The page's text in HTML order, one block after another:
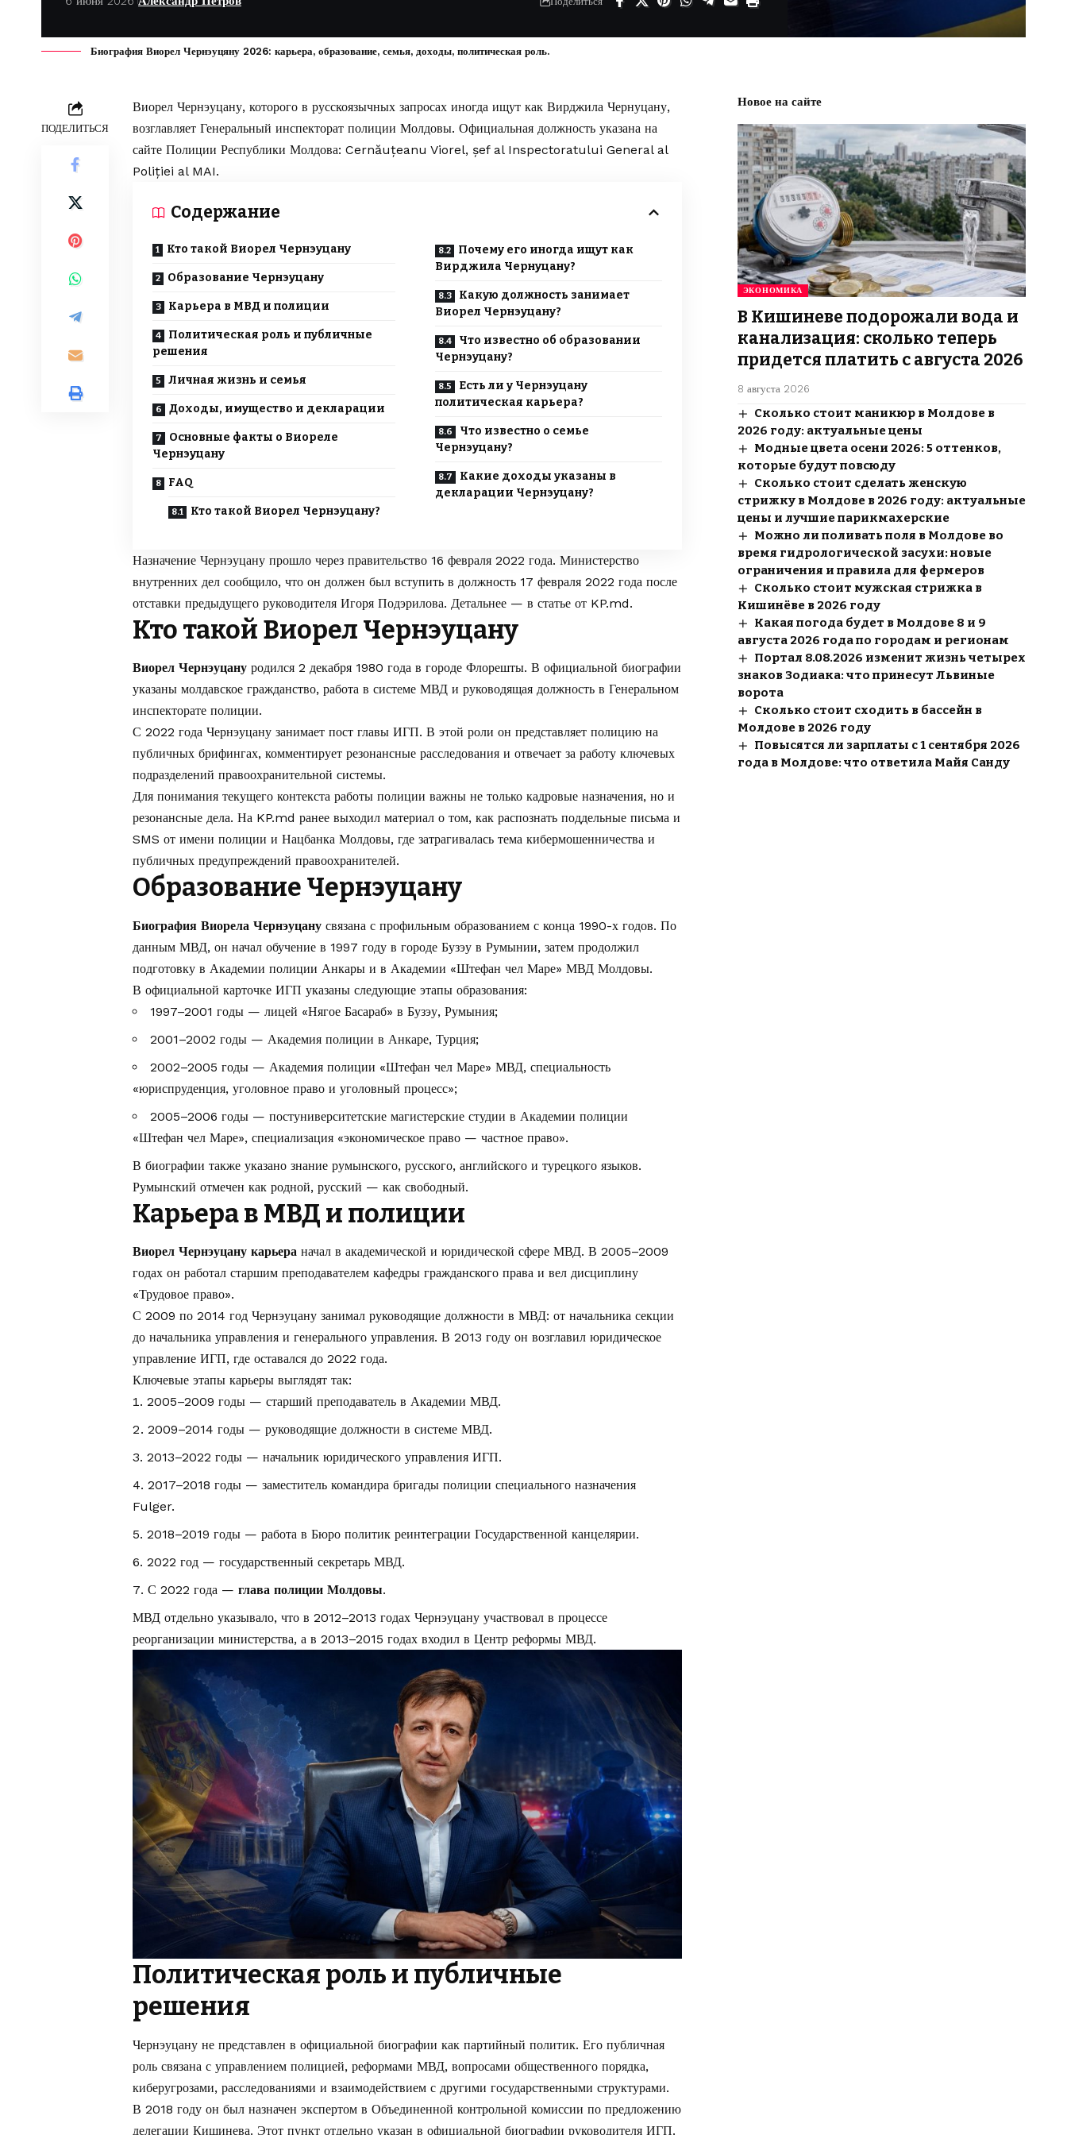
Биография Виорел Чернэуцяну 2026: карьера, образование, семья, доходы, политическая роль.
ПОДЕЛИТЬСЯ
Виорел Чернэуцану, которого в русскоязычных запросах иногда ищут как Вирджила Чернуцану,
возглавляет Генеральный инспекторат полиции Молдовы. Официальная должность указана на
сайте Полиции Республики Молдова: Cernăuțeanu Viorel, șef al Inspectoratului General al
Poliției al MAI.
Содержание
Кто такой Виорел Чернэуцану
Образование Чернэуцану
Карьера в МВД и полиции
Политическая роль и публичные
решения
Личная жизнь и семья
Доходы, имущество и декларации
Основные факты о Виореле
Чернэуцану
FAQ
Кто такой Виорел Чернэуцану?
Почему его иногда ищут как
Вирджила Чернуцану?
Какую должность занимает
Виорел Чернэуцану?
Что известно об образовании
Чернэуцану?
Есть ли у Чернэуцану
политическая карьера?
Что известно о семье
Чернэуцану?
Какие доходы указаны в
декларации Чернэуцану?
Назначение Чернэуцану прошло через правительство 16 февраля 2022 года. Министерство
внутренних дел сообщило, что он должен был вступить в должность 17 февраля 2022 года после
отставки предыдущего руководителя Игоря Подэрилова. Детальнее — в статье от KP.md.
Кто такой Виорел Чернэуцану
Виорел Чернэуцану родился 2 декабря 1980 года в городе Флорешты. В официальной биографии
указаны молдавское гражданство, работа в системе МВД и руководящая должность в Генеральном
инспекторате полиции.
С 2022 года Чернэуцану занимает пост главы ИГП. В этой роли он представляет полицию на
публичных брифингах, комментирует резонансные расследования и отвечает за работу ключевых
подразделений правоохранительной системы.
Для понимания текущего контекста работы полиции важны не только кадровые назначения, но и
резонансные дела. На KP.md ранее выходил материал о том, как распознать поддельные письма и
SMS от имени полиции и Нацбанка Молдовы, где затрагивалась тема кибермошенничества и
публичных предупреждений правоохранителей.
Образование Чернэуцану
Биография Виорела Чернэуцану связана с профильным образованием с конца 1990-х годов. По
данным МВД, он начал обучение в 1997 году в городе Бузэу в Румынии, затем продолжил
подготовку в Академии полиции Анкары и в Академии «Штефан чел Маре» МВД Молдовы.
В официальной карточке ИГП указаны следующие этапы образования:
1997–2001 годы — лицей «Нягое Басараб» в Бузэу, Румыния;
2001–2002 годы — Академия полиции в Анкаре, Турция;
2002–2005 годы — Академия полиции «Штефан чел Маре» МВД, специальность
«юриспруденция, уголовное право и уголовный процесс»;
2005–2006 годы — постуниверситетские магистерские студии в Академии полиции
«Штефан чел Маре», специализация «экономическое право — частное право».
В биографии также указано знание румынского, русского, английского и турецкого языков.
Румынский отмечен как родной, русский — как свободный.
Карьера в МВД и полиции
Виорел Чернэуцану карьера начал в академической и юридической сфере МВД. В 2005–2009
годах он работал старшим преподавателем кафедры гражданского права и вел дисциплину
«Трудовое право».
С 2009 по 2014 год Чернэуцану занимал руководящие должности в МВД: от начальника секции
до начальника управления и генерального управления. В 2013 году он возглавил юридическое
управление ИГП, где оставался до 2022 года.
Ключевые этапы карьеры выглядят так:
2005–2009 годы — старший преподаватель в Академии МВД.
2009–2014 годы — руководящие должности в системе МВД.
2013–2022 годы — начальник юридического управления ИГП.
2017–2018 годы — заместитель командира бригады полиции специального назначения
Fulger.
2018–2019 годы — работа в Бюро политик реинтеграции Государственной канцелярии.
2022 год — государственный секретарь МВД.
С 2022 года — глава полиции Молдовы.
МВД отдельно указывало, что в 2012–2013 годах Чернэуцану участвовал в процессе
реорганизации министерства, а в 2013–2015 годах входил в Центр реформы МВД.
Политическая роль и публичные
решения
Чернэуцану не представлен в официальной биографии как партийный политик. Его публичная
роль связана с управлением полицией, реформами МВД, вопросами общественного порядка,
киберугрозами, расследованиями и взаимодействием с другими государственными структурами.
В 2018 году он был назначен экспертом в Объединенной контрольной комиссии по предложению
делегации Кишинева. Этот пункт отдельно указан в официальной биографии руководителя ИГП.
Новое на сайте
ЭКОНОМИКА
В Кишиневе подорожали вода и
канализация: сколько теперь
придется платить с августа 2026
8 августа 2026
Сколько стоит маникюр в Молдове в
2026 году: актуальные цены
Модные цвета осени 2026: 5 оттенков,
которые будут повсюду
Сколько стоит сделать женскую
стрижку в Молдове в 2026 году: актуальные
цены и лучшие парикмахерские
Можно ли поливать поля в Молдове во
время гидрологической засухи: новые
ограничения и правила для фермеров
Сколько стоит мужская стрижка в
Кишинёве в 2026 году
Какая погода будет в Молдове 8 и 9
августа 2026 года по городам и регионам
Портал 8.08.2026 изменит жизнь четырех
знаков Зодиака: что принесут Львиные
ворота
Сколько стоит сходить в бассейн в
Молдове в 2026 году
Повысятся ли зарплаты с 1 сентября 2026
года в Молдове: что ответила Майя Санду